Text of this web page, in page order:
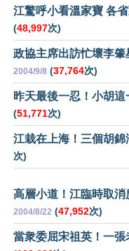
江驚呼小看溫家寶 各
(48,997次)
政協主席出訪忙壞李
2004/9/8 (37,764次)
昨天最後一忍！小胡
(51,771次)
江栽在上海！三個胡
次)
高層小道！江臨時取
2004/8/22 (47,952次)
當衆委屈宋祖英！一